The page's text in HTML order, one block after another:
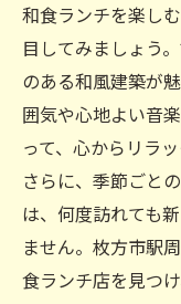
枚方市駅
品
落ち着いた雰
ランチ
静かで落
場所
枚方市駅
リラック
和食ランチを楽し
目してみましょう
のある和風建築が
囲気や心地よい音
って、心からリラ
さらに、季節ごと
は、何度訪れても
ません。枚方市駅
食ランチ店を見つ